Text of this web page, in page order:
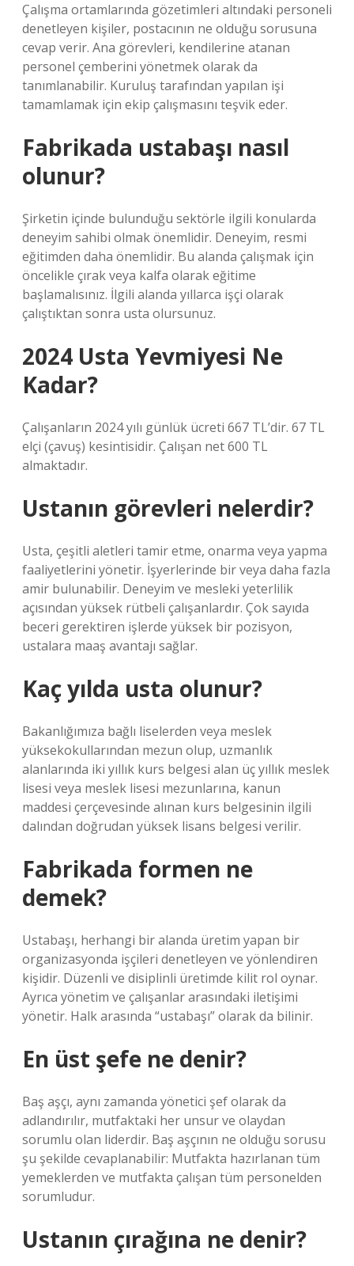
Çalışma ortamlarında gözetimleri altındaki personeli
denetleyen kişiler, postacının ne olduğu sorusuna
cevap verir. Ana görevleri, kendilerine atanan
personel çemberini yönetmek olarak da
tanımlanabilir. Kuruluş tarafından yapılan işi
tamamlamak için ekip çalışmasını teşvik eder.
Fabrikada ustabaşı nasıl
olunur?
Şirketin içinde bulunduğu sektörle ilgili konularda
deneyim sahibi olmak önemlidir. Deneyim, resmi
eğitimden daha önemlidir. Bu alanda çalışmak için
öncelikle çırak veya kalfa olarak eğitime
başlamalısınız. İlgili alanda yıllarca işçi olarak
çalıştıktan sonra usta olursunuz.
2024 Usta Yevmiyesi Ne
Kadar?
Çalışanların 2024 yılı günlük ücreti 667 TL’dir. 67 TL
elçi (çavuş) kesintisidir. Çalışan net 600 TL
almaktadır.
Ustanın görevleri nelerdir?
Usta, çeşitli aletleri tamir etme, onarma veya yapma
faaliyetlerini yönetir. İşyerlerinde bir veya daha fazla
amir bulunabilir. Deneyim ve mesleki yeterlilik
açısından yüksek rütbeli çalışanlardır. Çok sayıda
beceri gerektiren işlerde yüksek bir pozisyon,
ustalara maaş avantajı sağlar.
Kaç yılda usta olunur?
Bakanlığımıza bağlı liselerden veya meslek
yüksekokullarından mezun olup, uzmanlık
alanlarında iki yıllık kurs belgesi alan üç yıllık meslek
lisesi veya meslek lisesi mezunlarına, kanun
maddesi çerçevesinde alınan kurs belgesinin ilgili
dalından doğrudan yüksek lisans belgesi verilir.
Fabrikada formen ne
demek?
Ustabaşı, herhangi bir alanda üretim yapan bir
organizasyonda işçileri denetleyen ve yönlendiren
kişidir. Düzenli ve disiplinli üretimde kilit rol oynar.
Ayrıca yönetim ve çalışanlar arasındaki iletişimi
yönetir. Halk arasında “ustabaşı” olarak da bilinir.
En üst şefe ne denir?
Baş aşçı, aynı zamanda yönetici şef olarak da
adlandırılır, mutfaktaki her unsur ve olaydan
sorumlu olan liderdir. Baş aşçının ne olduğu sorusu
şu şekilde cevaplanabilir: Mutfakta hazırlanan tüm
yemeklerden ve mutfakta çalışan tüm personelden
sorumludur.
Ustanın çırağına ne denir?